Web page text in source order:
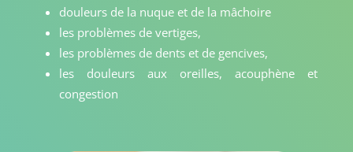
douleurs de la nuque et de la mâchoire
les problèmes de vertiges,
les problèmes de dents et de gencives,
les douleurs aux oreilles, acouphène et
congestion